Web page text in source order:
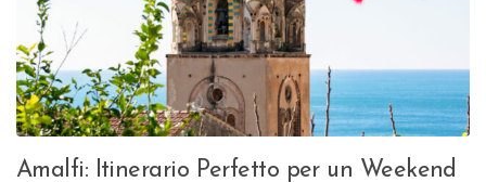
Amalfi: Itinerario Perfetto per un Weekend